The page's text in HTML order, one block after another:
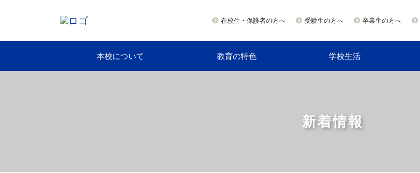
在校生・保護者の方へ 受験生の方へ 卒業生の方へ
本校について 教育の特色 学校生活
新着情報